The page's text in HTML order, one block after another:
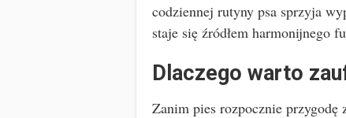
codziennej rutyny psa sprzyja
staje się źródłem harmonijnego
Dlaczego warto
Zanim pies rozpocznie